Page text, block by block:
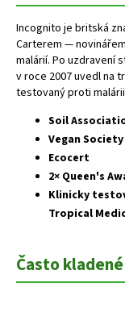
Incognito je britská
Carterem —
malárií. Po uzdravení
v roce 2007 uvedl na
testovaný proti
Soil
Vegan Society
Ecocert
2× Queen's
Klinicky
Tropical
Často